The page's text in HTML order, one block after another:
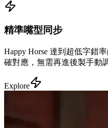
精準嘴型同步
Happy Horse 達到超低字錯
確對應，無需再進後製手動
Explore